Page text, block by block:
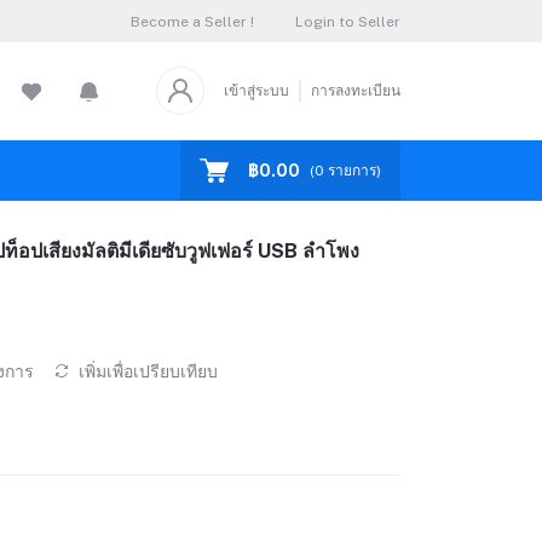
Become a Seller ! Login to Seller
เข้าสู่ระบบ การลงทะเบียน
฿0.00 (0 รายการ)
อปเสียงมัลติมีเดียซับวูฟเฟอร์ USB ลำโพง
าร เพิ่มเพื่อเปรียบเทียบ